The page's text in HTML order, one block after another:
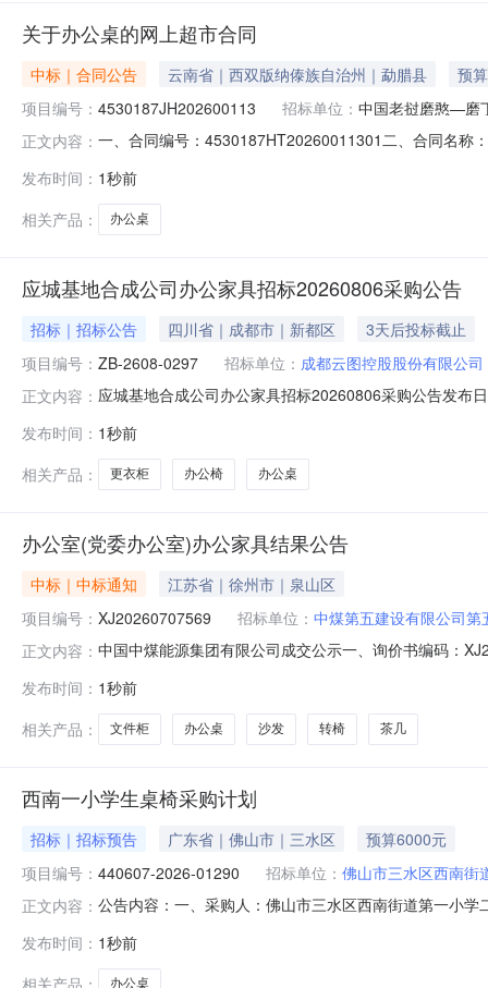
关于办公桌的网上超市合同
中标｜合同公告 云南省｜西双版纳傣族自治州｜勐腊县
预
项目编号： 4530187JH202600113 招标单位： 中国老挝磨憨—磨
正文内容： 一、合同编号：4530187HT20260011301二、合同名称
有限公司地址：磨憨-磨丁经济合作区南国丽苑15栋联系
发布时间： 1秒前
相关产品：
办公桌
应城基地合成公司办公家具招标20260806采购公告
招标｜招标公告 四川省｜成都市｜新都区
3天后投标截止
项目编号： ZB-2608-0297 招标单位： 成都云图控股股份有限公司
正文内容： 应城基地合成公司办公家具招标20260806采购公告发布
02971.3交货地点和时间：按实际订单地址及交期要求
发布时间： 1秒前
相关产品：
更衣柜 办公椅 办公桌
办公室(党委办公室)办公家具结果公告
中标｜中标通知
江苏省｜徐州市｜泉山区
项目编号： XJ20260707569 招标单位： 中煤第五建设有限公司第
正文内容： 中国中煤能源集团有限公司成交公示一、询价书编码：
立式个2.0132026-07-3100:00:00640206802011办公
发布时间： 1秒前
相关产品：
文件柜 办公桌 沙发 转椅 茶几
西南一小学生桌椅采购计划
招标｜招标预告 广东省｜佛山市｜三水区
预算6000元
项目编号： 440607-2026-01290 招标单位： 佛山市三水区西南街
正文内容： 公告内容：一、采购人：佛山市三水区西南街道第一小
发布时间： 1秒前
相关产品：
办公桌